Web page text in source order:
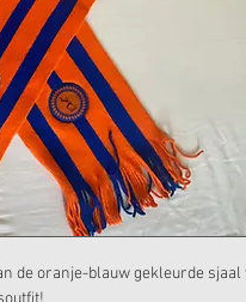
de oranje-blauw gekleurde sjaal